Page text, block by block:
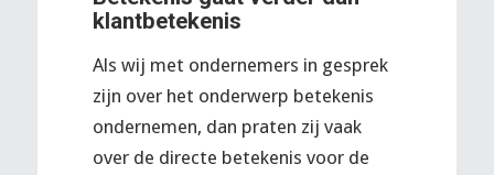
klantbetekenis
Als wij met ondernemers in gesprek
zijn over het onderwerp betekenis
ondernemen, dan praten zij vaak
over de directe betekenis voor de